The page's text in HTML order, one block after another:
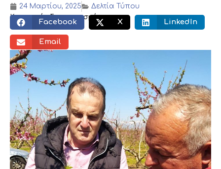
24 Μαρτίου, 2025
Δελτία Τύπου
Κοινωνικός διαμοιρασμός:
Facebook X LinkedIn
Email